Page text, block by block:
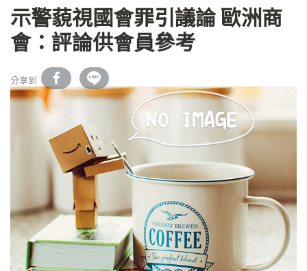
示警藐視國會罪引議論 歐洲商
會：評論供會員參考
分享到